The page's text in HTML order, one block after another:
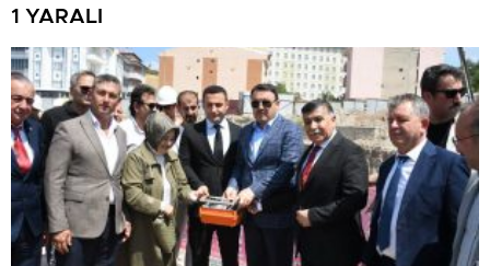
1 YARALI